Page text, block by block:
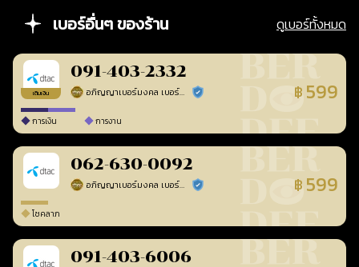
เบอร์อื่นๆ ของร้าน ดูเบอร์ทั้งหมด
เติมเงิน
091-403-2332
อภิญญาเบอร์มงคล เบอร์สวยเลขศาสตร์ ร้านยืนยันแล้ว ฿ 599
การเงิน การงาน
062-630-0092
อภิญญาเบอร์มงคล เบอร์สวยเลขศาสตร์ ร้านยืนยันแล้ว ฿ 599
โชคลาภ
091-403-6006